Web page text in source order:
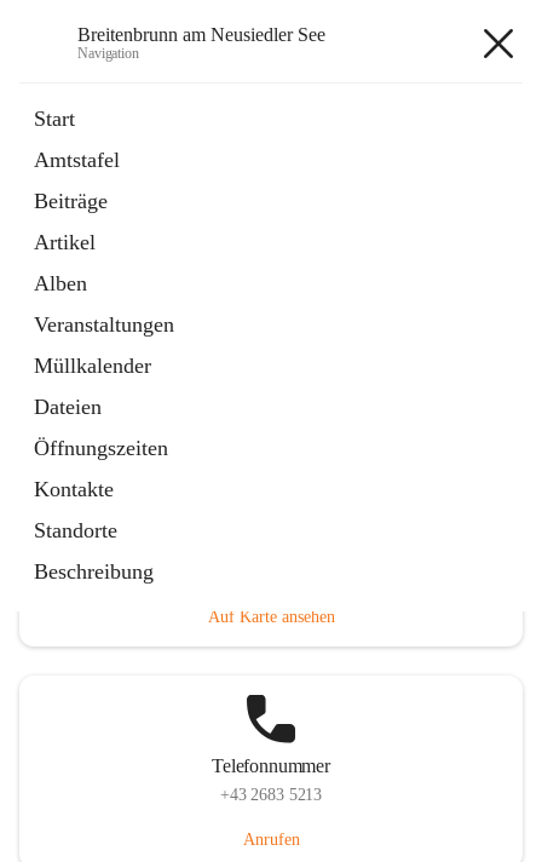
Breitenbrunn am Neusiedler See
Navigation
Start
Amtstafel
Beiträge
Artikel
Alben
Veranstaltungen
Müllkalender
Dateien
Öffnungszeiten
Kontakte
Standorte
Beschreibung
18 Schnellzugriffe
Gemeindeservice
Auf Karte ansehen
Telefonnummer
+43 2683 5213
Anrufen